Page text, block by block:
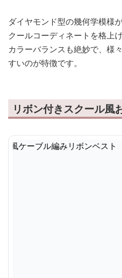
ダイヤモンド型の幾何学模様
クールコーディネートを格上
カラーバランスも絶妙で、様
すいのが特徴です。
リボン付きスクール風